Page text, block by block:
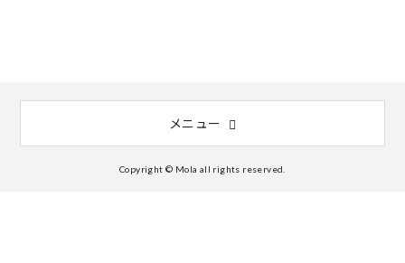
メニュー
Copyright © Mola all rights reserved.